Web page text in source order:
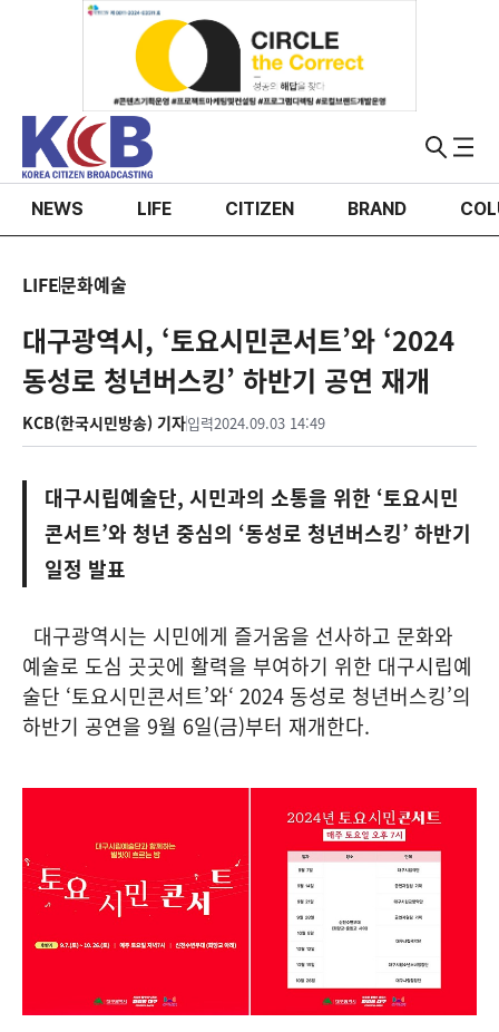
NEWS LIFE CITIZEN BRAND
LIFE문화예술
대구광역시, ‘토요시민콘서트’와 ‘2024
동성로 청년버스킹’ 하반기 공연 재개
KCB(한국시민방송) 기자입력2024.09.03 14:49
대구시립예술단, 시민과의 소통을 위한 ‘토요시민
콘서트’와 청년 중심의 ‘동성로 청년버스킹’ 하반기
일정 발표
대구광역시는 시민에게 즐거움을 선사하고 문화와
예술로 도심 곳곳에 활력을 부여하기 위한 대구시립예
술단 ‘토요시민콘서트’와‘ 2024 동성로 청년버스킹’의
하반기 공연을 9월 6일(금)부터 재개한다.